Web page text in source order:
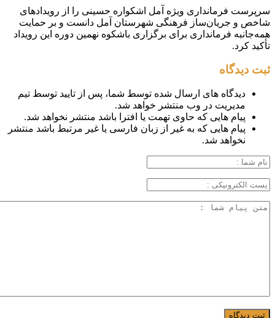
سرپرست فرمانداری ویژه آمل اشکواره حسینی را از رویدادهای
شاخص و جریان‌ساز فرهنگی شهرستان آمل دانست و بر حمایت
همه‌جانبه فرمانداری برای برگزاری باشکوه نهمین دوره این رویداد
تأکید کرد.
ثبت دیدگاه
دیدگاه های ارسال شده توسط شما، پس از تایید توسط تیم
مدیریت در وب منتشر خواهد شد.
پیام هایی که حاوی تهمت یا افترا باشد منتشر نخواهد شد.
پیام هایی که به غیر از زبان فارسی یا غیر مرتبط باشد منتشر
نخواهد شد.